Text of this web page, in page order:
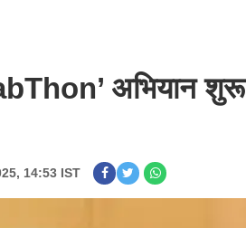
अभियान
14:53 IST